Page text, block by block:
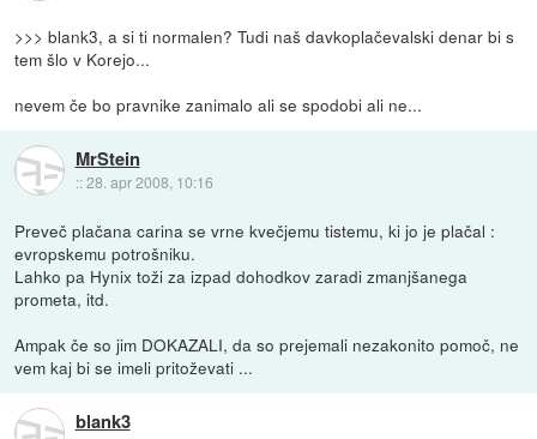
>>> blank3, a si ti normalen? Tudi naš davkoplačevalski denar bi s
tem šlo v Korejo...
nevem če bo pravnike zanimalo ali se spodobi ali ne...
MrStein
::28. apr 2008, 10:16
Preveč plačana carina se vrne kvečjemu tistemu, ki jo je plačal :
evropskemu potrošniku.
Lahko pa Hynix toži za izpad dohodkov zaradi zmanjšanega
prometa, itd.
Ampak če so jim DOKAZALI, da so prejemali nezakonito pomoč, ne
vem kaj bi se imeli pritoževati ...
blank3